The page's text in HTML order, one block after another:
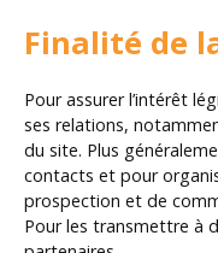
Finalité de
Pour assurer l’intérêt
ses relations,
du site. Plus
contacts et pour
prospection et de
Pour les transmettre à